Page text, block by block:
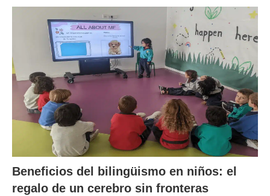
Beneficios del bilingüismo en niños: el
regalo de un cerebro sin fronteras